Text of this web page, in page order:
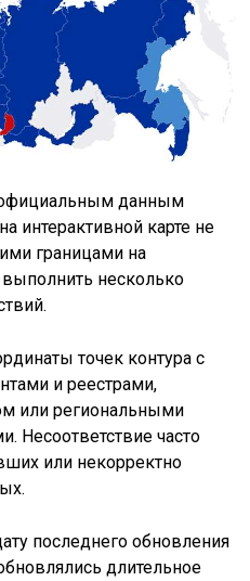
официальным данным
интерактивной карте не
границами на
несколько
точек контура с
и реестрами,
или региональными
Несоответствие часто
или некорректно
последнего обновления
длительное